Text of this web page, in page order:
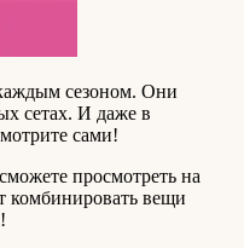
сезоном. Они
сетах. И даже в
сами!
просмотреть на
комбинировать вещи